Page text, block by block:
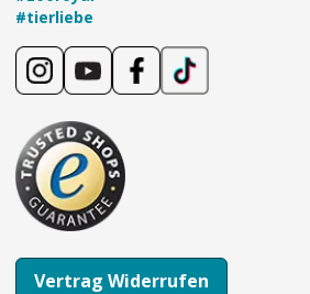
#tierliebe
Vertrag Widerrufen